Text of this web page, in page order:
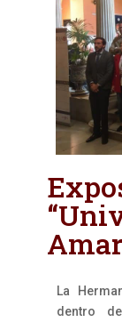
La
dentro